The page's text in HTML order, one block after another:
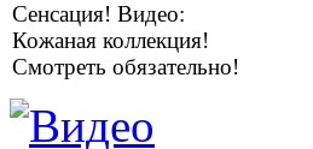
Сенсация! Видео:
Кожаная коллекция!
Смотреть обязательно!